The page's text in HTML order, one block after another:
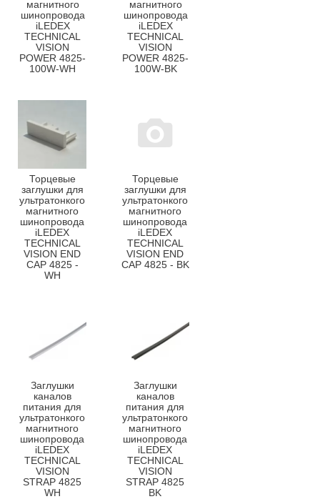
магнитного
шинопровода
iLEDEX
TECHNICAL
VISION
POWER 4825-
100W-WH
магнитного
шинопровода
iLEDEX
TECHNICAL
VISION
POWER 4825-
100W-BK
Торцевые
заглушки для
ультратонкого
магнитного
шинопровода
iLEDEX
TECHNICAL
VISION END
CAP 4825 -
WH
Торцевые
заглушки для
ультратонкого
магнитного
шинопровода
iLEDEX
TECHNICAL
VISION END
CAP 4825 - BK
Заглушки
каналов
питания для
ультратонкого
магнитного
шинопровода
iLEDEX
TECHNICAL
VISION
STRAP 4825
WH
Заглушки
каналов
питания для
ультратонкого
магнитного
шинопровода
iLEDEX
TECHNICAL
VISION
STRAP 4825
BK